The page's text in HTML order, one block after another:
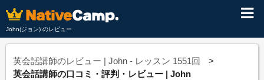
John(ジョン) のレビュー
英会話講師のレビュー | John - レッスン 1551回
英会話講師の口コミ・評判・レビュー | John